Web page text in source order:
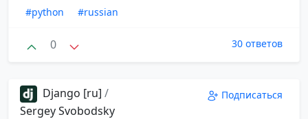
#python
#russian
0 30 ответов
Django [ru] /
Sergey Svobodsky
Подписаться